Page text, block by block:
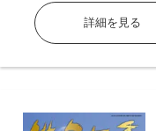
詳細を見る